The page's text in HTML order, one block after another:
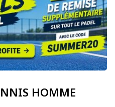
HOMME